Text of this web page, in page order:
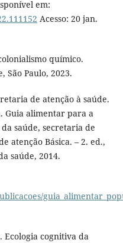
em:
Acesso: 20 jan.
químico.
São Paulo, 2023.
de atenção à saúde.
Guia alimentar para a
saúde, secretaria de
atenção Básica. – 2. ed.,
saúde, 2014.
Ecologia cognitiva da